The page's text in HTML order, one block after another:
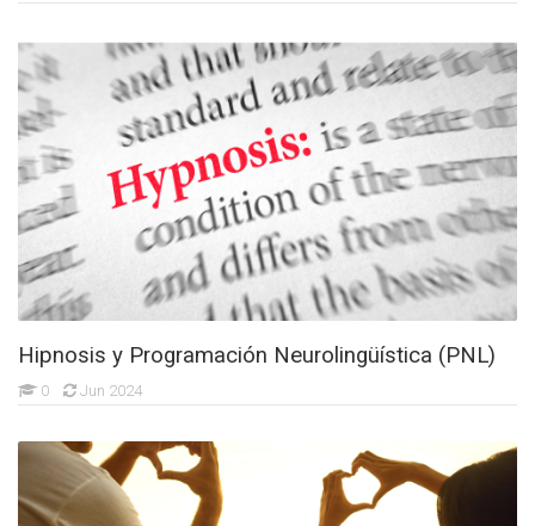
Hipnosis y Programación Neurolingüística (PNL)
0 Jun 2024